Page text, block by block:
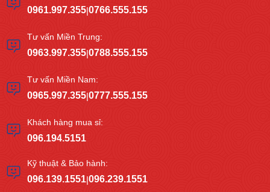
0961.997.355|0766.555.155
Tư vấn Miền Trung:
0963.997.355|0788.555.155
Tư vấn Miền Nam:
0965.997.355|0777.555.155
Khách hàng mua sỉ:
096.194.5151
Kỹ thuật & Bảo hành:
096.139.1551|096.239.1551